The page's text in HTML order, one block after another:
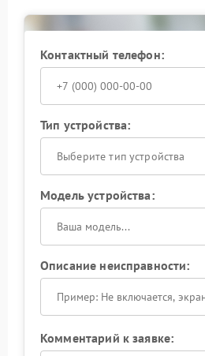
Контактный телефон:
Тип устройства:
Выберите тип устройства
Модель устройства:
Описание неисправности:
Комментарий к заявке: